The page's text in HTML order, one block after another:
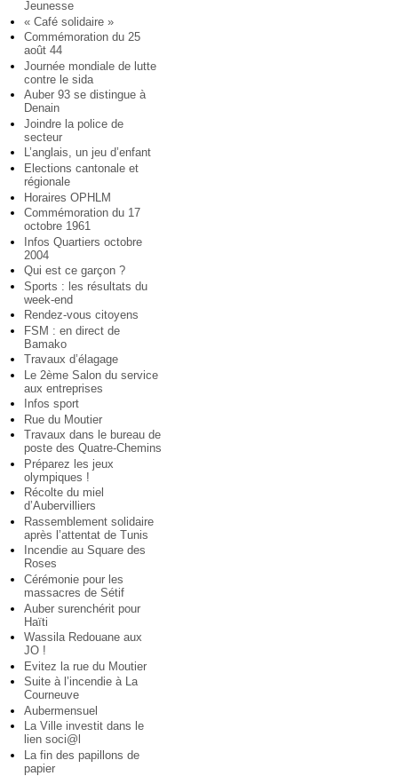
Jeunesse
« Café solidaire »
Commémoration du 25
août 44
Journée mondiale de lutte
contre le sida
Auber 93 se distingue à
Denain
Joindre la police de
secteur
L’anglais, un jeu d’enfant
Elections cantonale et
régionale
Horaires OPHLM
Commémoration du 17
octobre 1961
Infos Quartiers octobre
2004
Qui est ce garçon ?
Sports : les résultats du
week-end
Rendez-vous citoyens
FSM : en direct de
Bamako
Travaux d’élagage
Le 2ème Salon du service
aux entreprises
Infos sport
Rue du Moutier
Travaux dans le bureau de
poste des Quatre-Chemins
Préparez les jeux
olympiques !
Récolte du miel
d’Aubervilliers
Rassemblement solidaire
après l’attentat de Tunis
Incendie au Square des
Roses
Cérémonie pour les
massacres de Sétif
Auber surenchérit pour
Haïti
Wassila Redouane aux
JO !
Evitez la rue du Moutier
Suite à l’incendie à La
Courneuve
Aubermensuel
La Ville investit dans le
lien soci@l
La fin des papillons de
papier